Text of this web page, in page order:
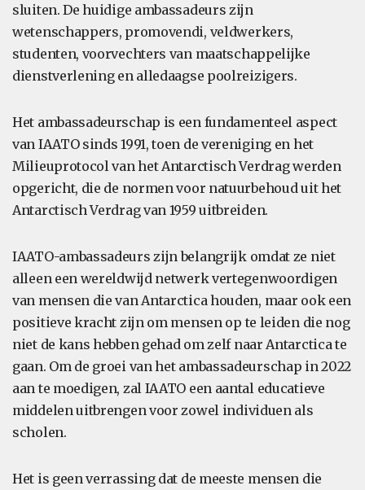
sluiten. De huidige ambassadeurs zijn
wetenschappers, promovendi, veldwerkers,
studenten, voorvechters van maatschappelijke
dienstverlening en alledaagse poolreizigers.
Het ambassadeurschap is een fundamenteel aspect
van IAATO sinds 1991, toen de vereniging en het
Milieuprotocol van het Antarctisch Verdrag werden
opgericht, die de normen voor natuurbehoud uit het
Antarctisch Verdrag van 1959 uitbreiden.
IAATO-ambassadeurs zijn belangrijk omdat ze niet
alleen een wereldwijd netwerk vertegenwoordigen
van mensen die van Antarctica houden, maar ook een
positieve kracht zijn om mensen op te leiden die nog
niet de kans hebben gehad om zelf naar Antarctica te
gaan. Om de groei van het ambassadeurschap in 2022
aan te moedigen, zal IAATO een aantal educatieve
middelen uitbrengen voor zowel individuen als
scholen.
Het is geen verrassing dat de meeste mensen die